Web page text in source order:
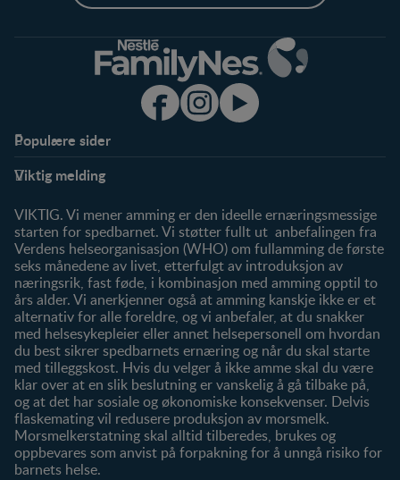
Populære sider
FAQ
Våre merker
Viktig melding
VIKTIG. Vi mener amming er den ideelle ernæringsmessige
starten for spedbarnet. Vi støtter fullt ut anbefalingen fra
Verdens helseorganisasjon (WHO) om fullamming de første
seks månedene av livet, etterfulgt av introduksjon av
næringsrik, fast føde, i kombinasjon med amming opptil to
års alder. Vi anerkjenner også at amming kanskje ikke er et
alternativ for alle foreldre, og vi anbefaler, at du snakker
med helsesykepleier eller annet helsepersonell om hvordan
du best sikrer spedbarnets ernæring og når du skal starte
med tilleggskost. Hvis du velger å ikke amme skal du være
klar over at en slik beslutning er vanskelig å gå tilbake på,
og at det har sosiale og økonomiske konsekvenser. Delvis
flaskemating vil redusere produksjon av morsmelk.
Morsmelkerstatning skal alltid tilberedes, brukes og
oppbevares som anvist på forpakning for å unngå risiko for
barnets helse.